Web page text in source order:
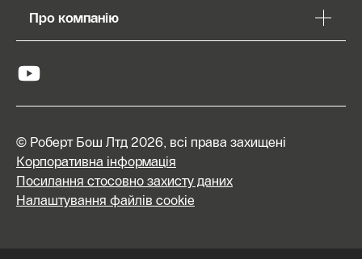
Про компанію
© Роберт Бош Лтд 2026, всі права захищені
Корпоративна інформація
Посилання стосовно захисту даних
Налаштування файлів cookie